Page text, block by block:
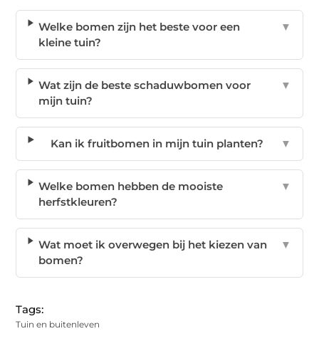
Welke bomen zijn het beste voor een
kleine tuin?
▼
Wat zijn de beste schaduwbomen voor
mijn tuin?
▼
Kan ik fruitbomen in mijn tuin planten? ▼
Welke bomen hebben de mooiste
herfstkleuren?
▼
Wat moet ik overwegen bij het kiezen van
bomen?
▼
Tags:
Tuin en buitenleven